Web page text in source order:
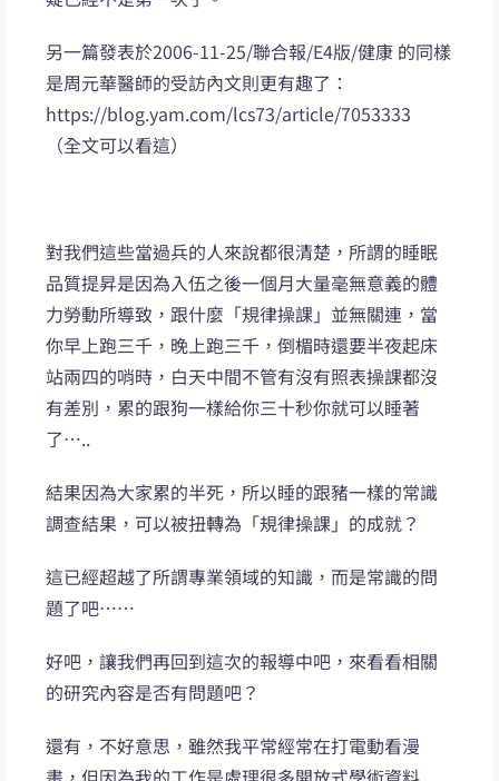
另一篇發表於2006-11-25/聯合報/E4版/健康 的同樣
是周元華醫師的受訪內文則更有趣了：
https://blog.yam.com/lcs73/article/7053333
（全文可以看這）
對我們這些當過兵的人來說都很清楚，所謂的睡眠
品質提昇是因為入伍之後一個月大量毫無意義的體
力勞動所導致，跟什麼「規律操課」並無關連，當
你早上跑三千，晚上跑三千，倒楣時還要半夜起床
站兩四的哨時，白天中間不管有沒有照表操課都沒
有差別，累的跟狗一樣給你三十秒你就可以睡著
了…..
結果因為大家累的半死，所以睡的跟豬一樣的常識
調查結果，可以被扭轉為「規律操課」的成就？
這已經超越了所謂專業領域的知識，而是常識的問
題了吧……
好吧，讓我們再回到這次的報導中吧，來看看相關
的研究內容是否有問題吧？
還有，不好意思，雖然我平常經常在打電動看漫